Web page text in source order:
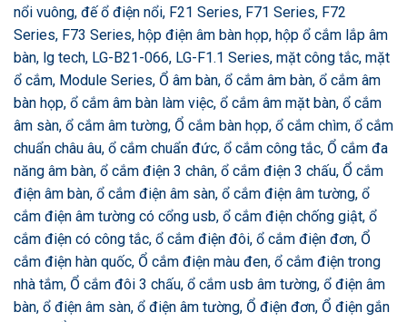
nổi vuông, đế ổ điện nổi, F21 Series, F71 Series, F72
Series, F73 Series, hộp điện âm bàn họp, hộp ổ cắm lắp âm
bàn, lg tech, LG-B21-066, LG-F1.1 Series, mặt công tắc, mặt
ổ cắm, Module Series, Ổ âm bàn, ổ cắm âm bàn, ổ cắm âm
bàn họp, ổ cắm âm bàn làm việc, ổ cắm âm mặt bàn, ổ cắm
âm sàn, ổ cắm âm tường, Ổ cắm bàn họp, ổ cắm chìm, ổ cắm
chuẩn châu âu, ổ cắm chuẩn đức, ổ cắm công tắc, Ổ cắm đa
năng âm bàn, ổ cắm điện 3 chân, ổ cắm điện 3 chấu, Ổ cắm
điện âm bàn, ổ cắm điện âm sàn, ổ cắm điện âm tường, ổ
cắm điện âm tường có cổng usb, ổ cắm điện chống giật, ổ
cắm điện có công tắc, ổ cắm điện đôi, ổ cắm điện đơn, Ổ
cắm điện hàn quốc, Ổ cắm điện màu đen, ổ cắm điện trong
nhà tắm, Ổ cắm đôi 3 chấu, ổ cắm usb âm tường, ổ điện âm
bàn, ổ điện âm sàn, ổ điện âm tường, Ổ điện đơn, Ổ điện gắn